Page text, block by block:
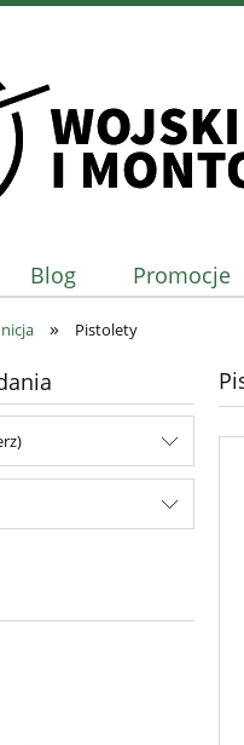
Blog Promocje
» Pistolety